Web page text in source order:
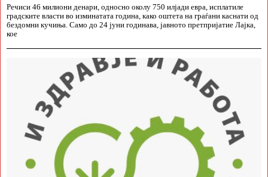
Речиси 46 милиони денари, односно околу 750 илјади евра, исплатиле
градските власти во изминатата година, како оштета на граѓани каснати од
бездомни кучиња. Само до 24 јуни годинава, јавното претпријатие Лајка,
кое